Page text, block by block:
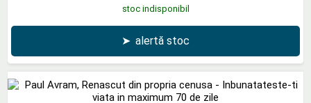
stoc indisponibil
➤ alertă stoc